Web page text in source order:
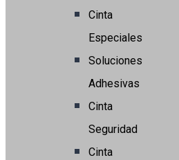
Cinta
Especiales
Soluciones
Adhesivas
Cinta
Seguridad
Cinta